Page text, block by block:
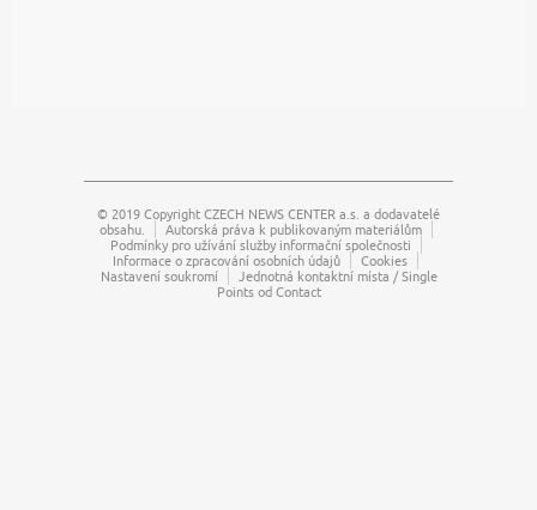
© 2019 Copyright CZECH NEWS CENTER a.s. a dodavatelé
obsahu.
Autorská práva k publikovaným materiálům
Podmínky pro užívání služby informační společnosti
Informace o zpracování osobních údajů
Cookies
Nastavení soukromí
Jednotná kontaktní místa / Single
Points od Contact